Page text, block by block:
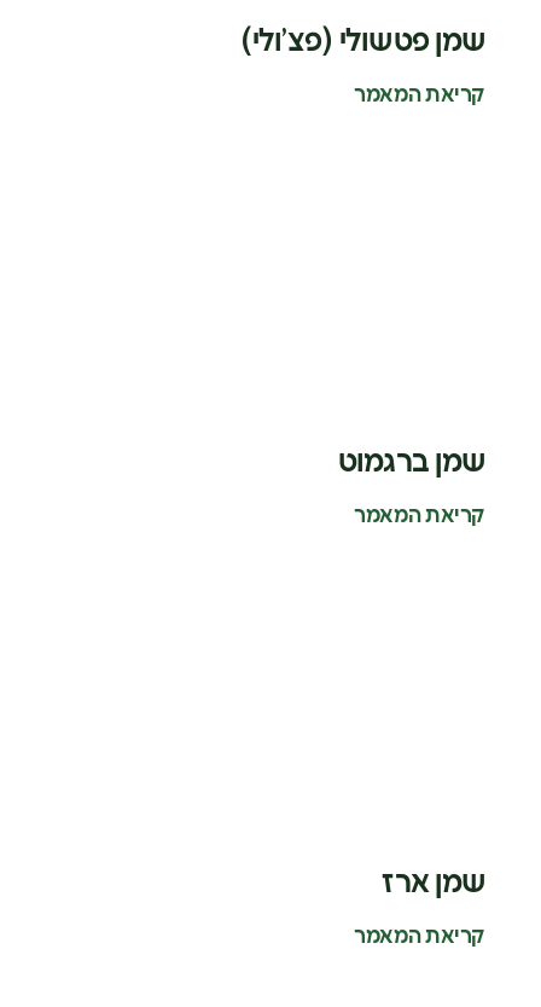
שמן פטשולי (פצ’ולי)
קריאת המאמר
שמן ברגמוט
קריאת המאמר
שמן ארז
קריאת המאמר